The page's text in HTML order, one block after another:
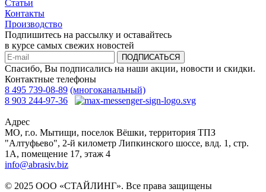
Статьи
Контакты
Производство
Подпишитесь на рассылку и оставайтесь
в курсе самых свежих новостей
ПОДПИСАТЬСЯ
Спасибо, Вы подписались на наши акции, новости и скидки.
Контактные телефоны
8 495 739-08-89 (многоканальный)
8 903 244-97-36
Адрес
МО, г.о. Мытищи, поселок Вёшки, территория ТПЗ
"Алтуфьево", 2-й километр Липкинского шоссе, влд. 1, стр.
1A, помещение 17, этаж 4
info@abrasiv.biz
© 2025 ООО «СТАЙЛИНГ». Все права защищены